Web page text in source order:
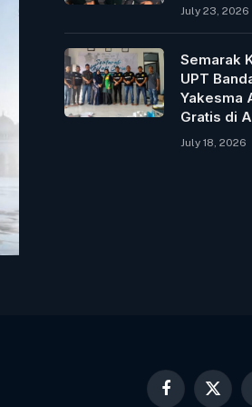
July 23, 2026
Semarak
UPT
Yakesma
Gratis di
July 18, 2026
Facebook
X